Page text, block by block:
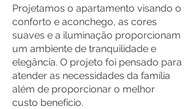
Projetamos o apartamento visando o
conforto e aconchego, as cores
suaves e a iluminação proporcionam
um ambiente de tranquilidade e
elegância. O projeto foi pensado para
atender as necessidades da família
além de proporcionar o melhor
custo benefício.